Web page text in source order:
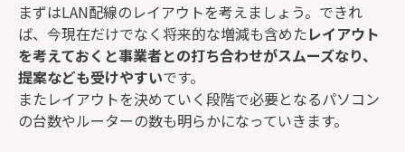
まずはLAN配線のレイアウトを考えましょう。できれ
ば、今現在だけでなく将来的な増減も含めたレイアウト
を考えておくと事業者との打ち合わせがスムーズなり、
提案なども受けやすいです。
またレイアウトを決めていく段階で必要となるパソコン
の台数やルーターの数も明らかになっていきます。